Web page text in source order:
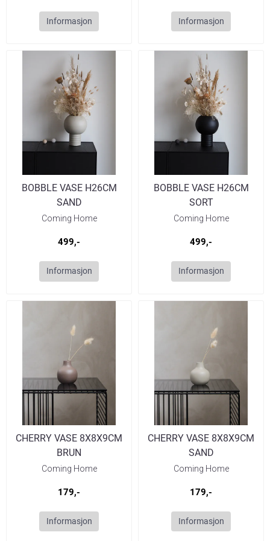
Informasjon Informasjon
BOBBLE VASE H26CM
SAND
Coming Home
499,-
Informasjon
BOBBLE VASE H26CM
SORT
Coming Home
499,-
Informasjon
CHERRY VASE 8X8X9CM
BRUN
Coming Home
179,-
Informasjon
CHERRY VASE 8X8X9CM
SAND
Coming Home
179,-
Informasjon